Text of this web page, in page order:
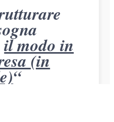
il modo in
(in
“